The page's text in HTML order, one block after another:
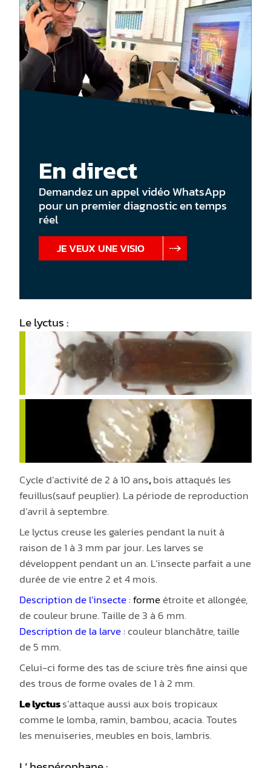
En direct
Demandez un appel vidéo WhatsApp
pour un premier diagnostic en temps
réel
JE VEUX UNE VISIO
Le lyctus :
Cycle d’activité de 2 à 10 ans,bois attaqués les
feuillus(sauf peuplier). La période de reproduction
d’avril à septembre.
Le lyctus creuse les galeries pendant la nuit à
raison de 1 à 3 mm par jour. Les larves se
développent pendant un an. L’insecte parfait a une
durée de vie entre 2 et 4 mois.
Description de l’insecte :formeétroite et allongée,
de couleur brune. Taille de 3 à 6 mm.
Description de la larve : couleur blanchâtre, taille
de 5 mm.
Celui-ci forme des tas de sciure très fine ainsi que
des trous de forme ovales de 1 à 2 mm.
Le lyctuss’attaque aussi aux bois tropicaux
comme le lomba, ramin, bambou, acacia. Toutes
les menuiseries, meubles en bois, lambris.